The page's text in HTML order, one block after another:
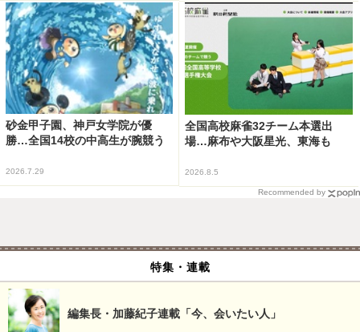
砂金甲子園、神戸女学院が優
勝…全国14校の中高生が腕競う
2026.7.29
全国高校麻雀32チーム本選出
場…麻布や大阪星光、東海も
2026.8.5
Recommended by
特集・連載
編集長・加藤紀子連載「今、会いたい人」